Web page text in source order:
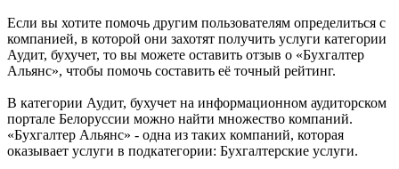
Если вы хотите помочь другим пользователям определиться с
компанией, в которой они захотят получить услуги категории
Аудит, бухучет, то вы можете оставить отзыв о «Бухгалтер
Альянс», чтобы помочь составить её точный рейтинг.
В категории Аудит, бухучет на информационном аудиторском
портале Белоруссии можно найти множество компаний.
«Бухгалтер Альянс» - одна из таких компаний, которая
оказывает услуги в подкатегории: Бухгалтерские услуги.